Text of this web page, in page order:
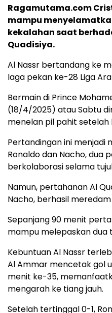
Ragamutama.com
mampu
kekalahan saat
Quadisiya.
Al Nassr bertandang ke
laga pekan ke-28 Liga
Bermain di Prince
(18/4/2025) atau Sabtu
menelan pil pahit setelah
Pertandingan ini menjadi
Ronaldo dan Nacho, dua
berkolaborasi selama
Namun, pertahanan Al
Nacho, berhasil meredam
Sepanjang 90 menit
mampu melepaskan dua
Kebuntuan Al Nassr
Al Ammar mencetak gol
menit ke-35,
mengarah ke tiang jauh.
Setelah tertinggal 0-1,